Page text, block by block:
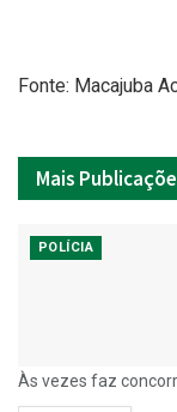
Fonte: Macajuba
Mais
POLÍCIA
Às vezes faz